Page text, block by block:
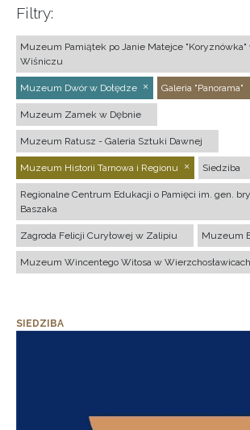
Filtry:
Muzeum Pamiątek po Janie Matejce "Koryznówka"
Wiśniczu
Muzeum Dwór w Dołędze Galeria "Panorama"
Muzeum Zamek w Dębnie
Muzeum Ratusz - Galeria Sztuki Dawnej
Muzeum Historii Tarnowa i Regionu Siedziba
Regionalne Centrum Edukacji o Pamięci im. gen.
Baszaka
Zagroda Felicji Curyłowej w Zalipiu Muzeum
Muzeum Wincentego Witosa w Wierzchosławicach
SIEDZIBA